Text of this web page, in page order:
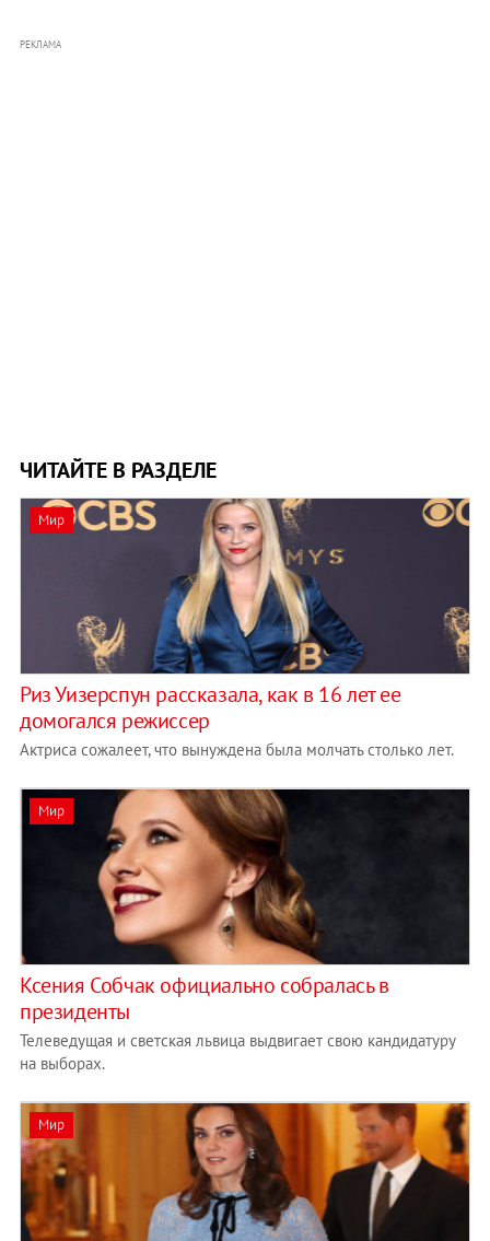
РЕКЛАМА
ЧИТАЙТЕ В РАЗДЕЛЕ
Мир
Риз Уизерспун рассказала, как в 16 лет ее
домогался режиссер
Актриса сожалеет, что вынуждена была молчать столько лет.
Мир
Ксения Собчак официально собралась в
президенты
Телеведущая и светская львица выдвигает свою кандидатуру
на выборах.
Мир